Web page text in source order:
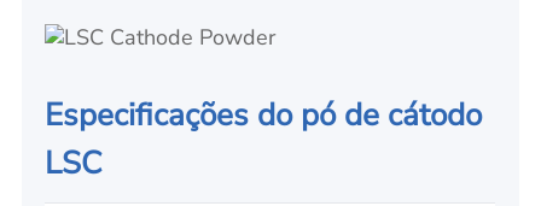
Especificações do pó de cátodo
LSC